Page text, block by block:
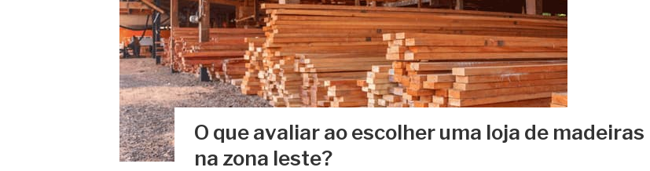
O que avaliar ao escolher uma loja de madeiras
na zona leste?